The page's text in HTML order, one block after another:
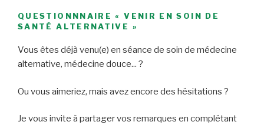
QUESTIONNNAIRE « VENIR EN SOIN DE
SANTÉ ALTERNATIVE »
Vous êtes déjà venu(e) en séance de soin de médecine
alternative, médecine douce... ?
Ou vous aimeriez, mais avez encore des hésitations ?
Je vous invite à partager vos remarques en complétant